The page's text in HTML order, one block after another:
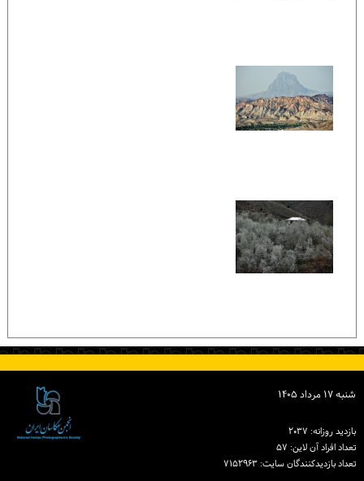
شنبه ۱۷ مرداد ۱۴۰۵
بازدید روزانه: ۲۰۳۷
تعداد افراد آن لاین: ۵۷
تعداد بازدیدكنندگان سایت: ۷۱۵۲۹۶۳